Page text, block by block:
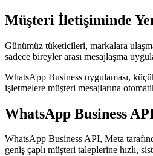
Müşteri İletişiminde
Günümüz tüketicileri, markalara
sadece bireyler arası mesajlaşma
WhatsApp Business uygulaması,
işletmelere müşteri mesajlarına
WhatsApp Business
WhatsApp Business API, Meta
geniş çaplı müşteri taleplerine hızlı,